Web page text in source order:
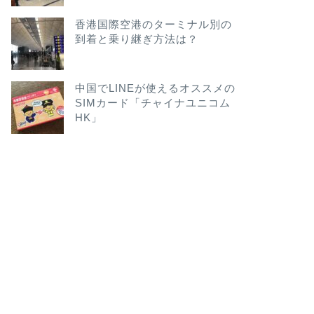
香港国際空港のターミナル別の
到着と乗り継ぎ方法は？
中国でLINEが使えるオススメの
SIMカード「チャイナユニコム
HK」